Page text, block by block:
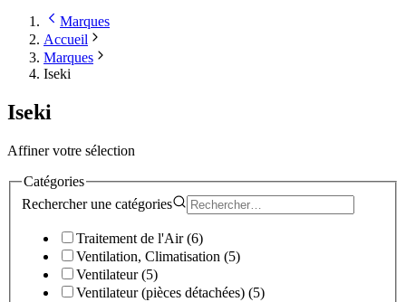
Marques
Accueil
Marques
Iseki
Iseki
Affiner votre sélection
Catégories
Rechercher une catégories
Traitement de l'Air(6)
Ventilation, Climatisation (5)
Ventilateur(5)
Ventilateur (pièces détachées) (5)